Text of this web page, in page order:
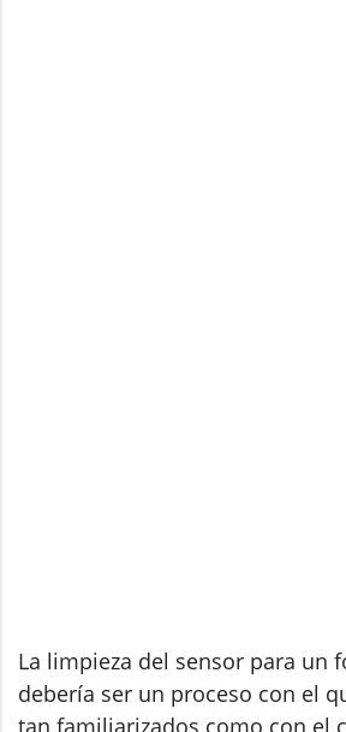
La limpieza del sensor para un
debería ser un proceso con el
tan familiarizados como con el